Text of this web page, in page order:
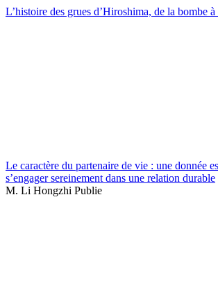
L’histoire des grues d’Hiroshima, de la bombe à
Le caractère du partenaire de vie : une donnée
s’engager sereinement dans une relation durable
M. Li Hongzhi Publie